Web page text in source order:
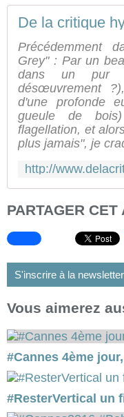
De la critique
Précédemment
Grey" : Par un
dans un pur
désœuvrement
d'une profonde
gueule de
flagellation, et
plus jamais", je
PARTAGER CET
S'inscrire à la newsletter
Vous aimerez
#Cannes 4ème
#ResterVertical un